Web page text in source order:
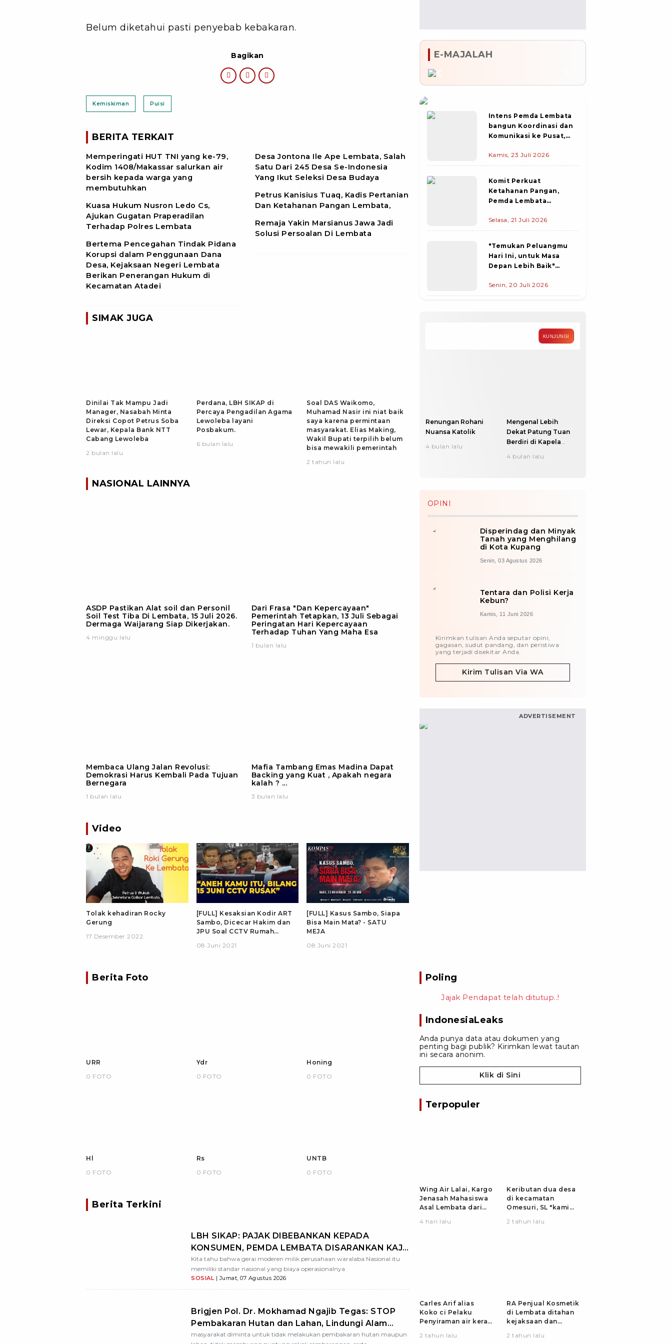
Belum diketahui pasti penyebab kebakaran.
Bagikan
Kemiskiman Puisi
BERITA TERKAIT
Memperingati HUT TNI yang ke-79,
Kodim 1408/Makassar salurkan air
bersih kepada warga yang
membutuhkan
Kuasa Hukum Nusron Ledo Cs,
Ajukan Gugatan Praperadilan
Terhadap Polres Lembata
Bertema Pencegahan Tindak Pidana
Korupsi dalam Penggunaan Dana
Desa, Kejaksaan Negeri Lembata
Berikan Penerangan Hukum di
Kecamatan Atadei
Desa Jontona Ile Ape Lembata, Salah
Satu Dari 245 Desa Se-Indonesia
Yang Ikut Seleksi Desa Budaya
Petrus Kanisius Tuaq, Kadis Pertanian
Dan Ketahanan Pangan Lembata,
Remaja Yakin Marsianus Jawa Jadi
Solusi Persoalan Di Lembata
SIMAK JUGA
Dinilai Tak Mampu Jadi
Manager, Nasabah Minta
Direksi Copot Petrus Soba
Lewar, Kepala Bank NTT
Cabang Lewoleba
2 bulan lalu
Perdana, LBH SIKAP di
Percaya Pengadilan Agama
Lewoleba layani
Posbakum.
6 bulan lalu
Soal DAS Waikomo,
Muhamad Nasir ini niat baik
saya karena permintaan
masyarakat. Elias Making,
Wakil Bupati terpilih belum
bisa mewakili pemerintah
2 tahun lalu
NASIONAL LAINNYA
ASDP Pastikan Alat soil dan Personil
Soil Test Tiba Di Lembata, 15 Juli 2026.
Dermaga Waijarang Siap Dikerjakan.
4 minggu lalu
Dari Frasa "Dan Kepercayaan"
Pemerintah Tetapkan, 13 Juli Sebagai
Peringatan Hari Kepercayaan
Terhadap Tuhan Yang Maha Esa
1 bulan lalu
Membaca Ulang Jalan Revolusi:
Demokrasi Harus Kembali Pada Tujuan
Bernegara
1 bulan lalu
Mafia Tambang Emas Madina Dapat
Backing yang Kuat , Apakah negara
kalah ? ...
3 bulan lalu
Video
Tolak kehadiran Rocky
Gerung
17 Desember 2022
[FULL] Kesaksian Kodir ART
Sambo, Dicecar Hakim dan
JPU Soal CCTV Rumah
Kamu!
08 Juni 2021
[FULL] Kasus Sambo, Siapa
Bisa Main Mata? - SATU
MEJA
08 Juni 2021
E-MAJALAH
Intens Pemda Lembata
bangun Koordinasi dan
Komunikasi ke Pusat,
Konstruksi Pelabuhan
Waijarang Tiba di
Kamis, 23 Juli 2026
Komit Perkuat
Ketahanan Pangan,
Pemda Lembata
dan Minyak Goreng ke
Desa
Selasa, 21 Juli 2026
"Temukan Peluangmu
Hari Ini, untuk Masa
Depan Lebih Baik"
Disnakertrans Provinsi
NTT Gelar Job Fair 2026
Senin, 20 Juli 2026
KUNJUNGI
Renungan Rohani
Nuansa Katolik
4 bulan lalu
Mengenal Lebih
Dekat Patung Tuan
Berdiri di Kapela
4 bulan lalu
OPINI
Disperindag dan Minyak
Tanah yang Menghilang
di Kota Kupang
Senin, 03 Agustus 2026
Tentara dan Polisi Kerja
Kebun?
Kamis, 11 Juni 2026
Kirimkan tulisan Anda seputar opini,
gagasan, sudut pandang, dan peristiwa
yang terjadi disekitar Anda.
Kirim Tulisan Via WA
ADVERTISEMENT
Berita Foto
URR
0 FOTO
Ydr
0 FOTO
Honing
0 FOTO
Hl
0 FOTO
Rs
0 FOTO
UNTB
0 FOTO
Berita Terkini
LBH SIKAP: PAJAK DIBEBANKAN KEPADA
KONSUMEN, PEMDA LEMBATA DISARANKAN KAJI
SECARA MATANG RENCANA KEHADIRAN
ALFAMART DAN INDOMARET DI LEMBATA
Kita tahu bahwa gerai moderen milik perusahaan waralaba Nasional itu
memiliki standar nasional yang biaya operasionalnya
SOSIAL | Jumat, 07 Agustus 2026
Brigjen Pol. Dr. Mokhamad Ngajib Tegas: STOP
Pembakaran Hutan dan Lahan, Lindungi Alam
untuk Generasi Bangsa!
masyarakat diminta untuk tidak melakukan pembakaran hutan maupun
Poling
Jajak Pendapat telah ditutup..!
IndonesiaLeaks
Anda punya data atau dokumen yang
penting bagi publik? Kirimkan lewat tautan
ini secara anonim.
Klik di Sini
Terpopuler
Wing Air Lalai, Kargo
Jenasah Mahasiswa
Asal Lembata dari
Larantuka tertinggal
4 hari lalu
Keributan dua desa
di kecamatan
Omesuri, SL "kami
Leubatang, dan kami
2 tahun lalu
Carles Arif alias
Koko ci Pelaku
Penyiraman air keras
Lembata di tangkap
2 tahun lalu
RA Penjual Kosmetik
di Lembata ditahan
kejaksaan dan
penjara
2 tahun lalu